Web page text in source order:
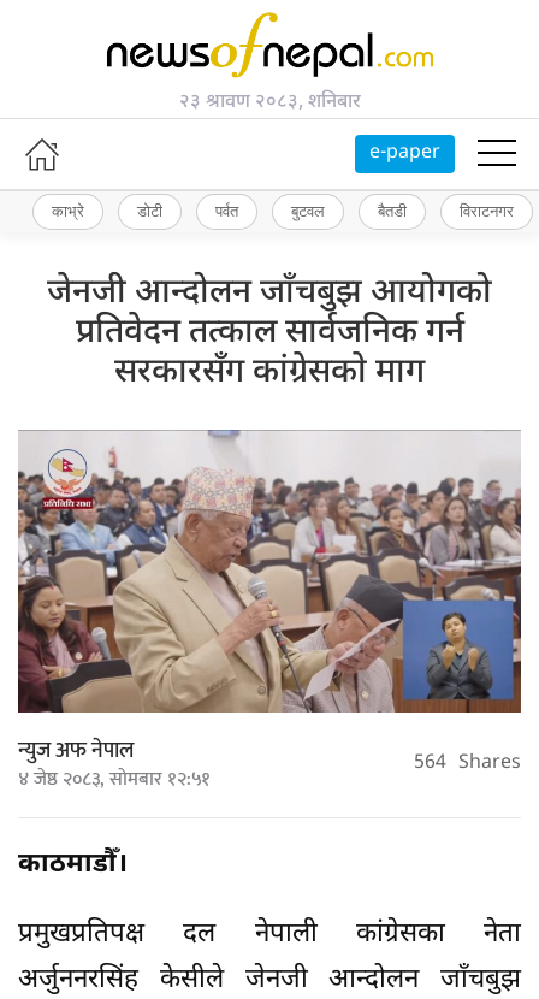
२३ श्रावण २०८३, शनिबार
e-paper
काभ्रे डोटी पर्वत बुटवल बैतडी विराटनगर
जेनजी आन्दोलन जाँचबुझ आयोगको
प्रतिवेदन तत्काल सार्वजनिक गर्न
सरकारसँग कांग्रेसकाे माग
न्युज अफ नेपाल
४ जेष्ठ २०८३, सोमबार १२:५१ 564 Shares
काठमाडौँ।
प्रमुखप्रतिपक्ष दल नेपाली कांग्रेसका नेता
अर्जुननरसिंह केसीले जेनजी आन्दोलन जाँचबुझ